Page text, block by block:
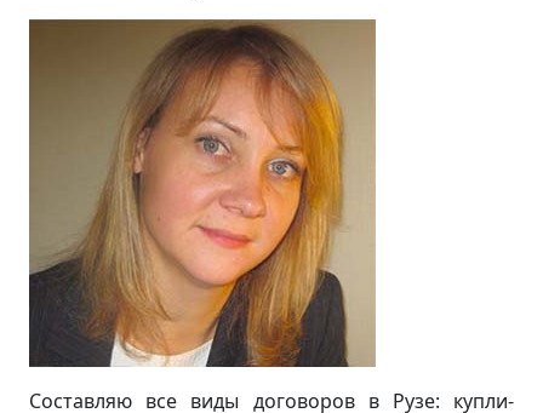
Составляю все виды договоров в Рузе: купли-